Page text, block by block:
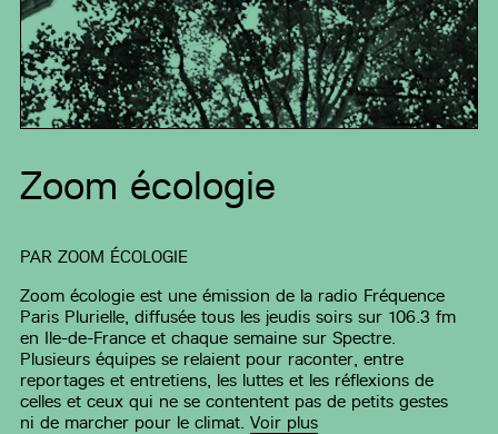
Zoom écologie
PARZOOM ÉCOLOGIE
Zoom écologie est une émission de la radio Fréquence
Paris Plurielle, diffusée tous les jeudis soirs sur 106.3 fm
en Ile-de-France et chaque semaine sur Spectre.
Plusieurs équipes se relaient pour raconter, entre
reportages et entretiens, les luttes et les réflexions de
celles et ceux qui ne se contentent pas de petits gestes
ni de marcher pour le climat.Voir plus